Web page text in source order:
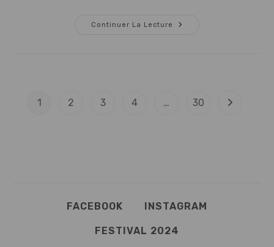
Continuer La Lecture
FESTIVAL
1 2 3 4 … 30 Aller à la
FACEBOOK INSTAGRAM
FESTIVAL 2024